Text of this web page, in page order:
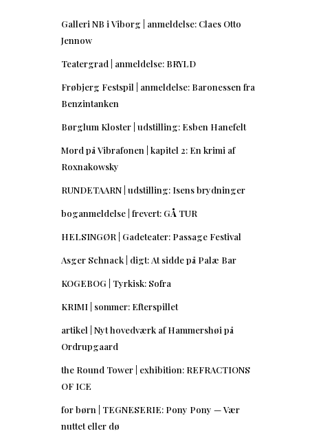
Galleri NB i Viborg | anmeldelse: Claes Otto
Jennow
Teatergrad | anmeldelse: BRYLD
Frøbjerg Festspil | anmeldelse: Baronessen fra
Benzintanken
Børglum Kloster | udstilling: Esben Hanefelt
Mord på Vibrafonen | kapitel 2: En krimi af
Roxnakowsky
RUNDETAARN | udstilling: Isens brydninger
boganmeldelse | frevert: GÅ TUR
HELSINGØR | Gadeteater: Passage Festival
Asger Schnack | digt: At sidde på Palæ Bar
KOGEBOG | Tyrkisk: Sofra
KRIMI | sommer: Efterspillet
artikel | Nyt hovedværk af Hammershøi på
Ordrupgaard
the Round Tower | exhibition: REFRACTIONS
OF ICE
for børn | TEGNESERIE: Pony Pony — Vær
nuttet eller dø